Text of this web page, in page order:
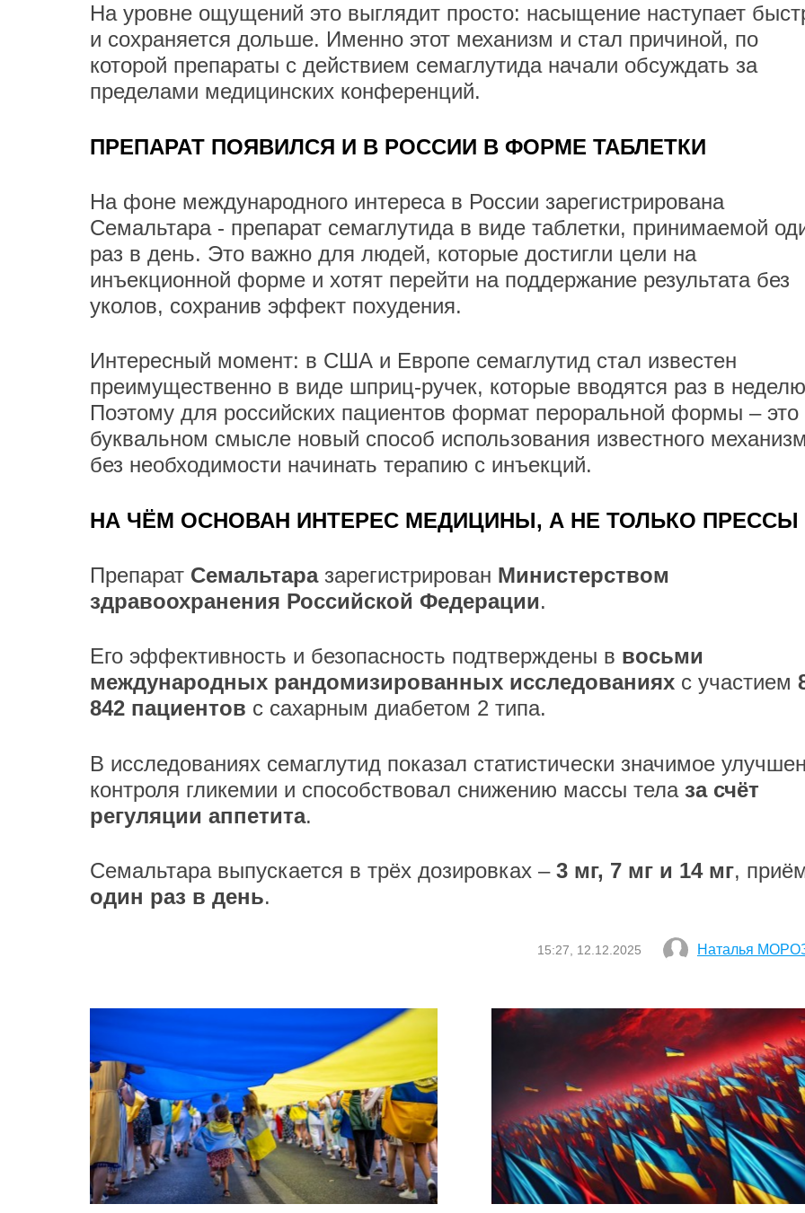
На уровне ощущений это выглядит просто: насыщение наступает
и сохраняется дольше. Именно этот механизм и стал причиной, по
которой препараты с действием семаглутида начали обсуждать за
пределами медицинских конференций.
ПРЕПАРАТ ПОЯВИЛСЯ И В РОССИИ В ФОРМЕ ТАБЛЕТКИ
На фоне международного интереса в России зарегистрирована
Семальтара - препарат семаглутида в виде таблетки, принимаемой
раз в день. Это важно для людей, которые достигли цели на
инъекционной форме и хотят перейти на поддержание результата без
уколов, сохранив эффект похудения.
Интересный момент: в США и Европе семаглутид стал известен
преимущественно в виде шприц-ручек, которые вводятся раз в
Поэтому для российских пациентов формат пероральной формы – это
буквальном смысле новый способ использования известного
без необходимости начинать терапию с инъекций.
НА ЧЁМ ОСНОВАН ИНТЕРЕС МЕДИЦИНЫ, А НЕ ТОЛЬКО ПРЕССЫ
Препарат Семальтаразарегистрирован Министерством
здравоохранения Российской Федерации.
Его эффективность и безопасность подтверждены в восьми
международных рандомизированных исследованиях с участием
842 пациентов с сахарным диабетом 2 типа.
В исследованиях семаглутид показал статистически значимое
контроля гликемии и способствовал снижению массы тела за счёт
регуляции аппетита.
Семальтара выпускается в трёх дозировках – 3 мг, 7 мг и 14 мг,
один раз в день.
15:27, 12.12.2025 Наталья